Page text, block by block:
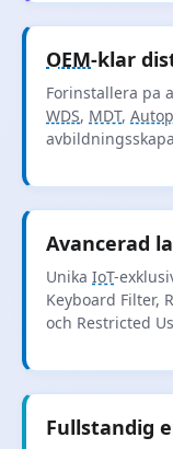
OEM-klar
Forinstallera pa
WDS, MDT,
Avancerad
Unika IoT-
Keyboard Filter,
och Restricted
Fullstandig